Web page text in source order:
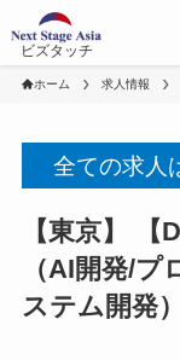
ビズタッチ
ホーム 求人情報
全ての求人
【東京】
（AI開発/
ステム開発）